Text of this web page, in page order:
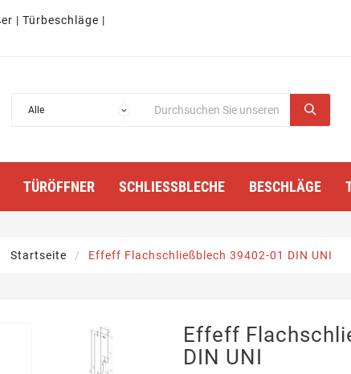
| Türbeschläge |
TÜRÖFFNER SCHLIESSBLECHE BESCHLÄGE
Startseite Effeff Flachschließblech 39402-01 DIN UNI
Effeff
DIN UNI